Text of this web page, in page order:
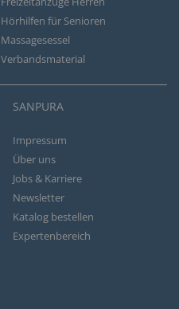
Hörhilfen für Senioren
Massagesessel
Verbandsmaterial
SANPURA
Impressum
Über uns
Jobs & Karriere
Newsletter
Katalog bestellen
Expertenbereich